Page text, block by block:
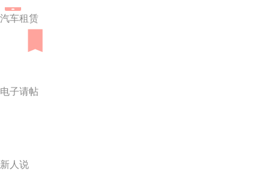
汽车租赁
电子请帖
新人说